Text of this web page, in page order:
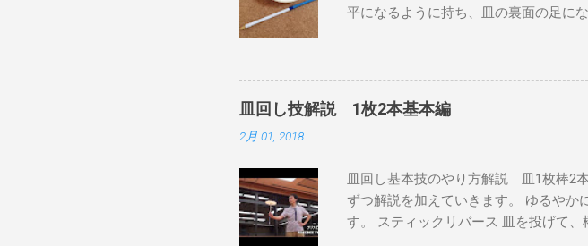
平になるように持ち、皿の裏面の足に
にして、皿とスティックがすべって
と、下から見ると皿が時計回りに動く
回す いよいよまわします。 時計回り
ィックを回すと回転が持続します。
るように回しましょう。 陥りやすい失
皿がぐるんぐるん振り回される』とい
ないように、グリップの円に合わせて
皿回し技解説 1枚2本基本編
2月 01, 2018
皿回し基本技のやり方解説 皿1枚棒
ずつ解説を加えていきます。 ゆるやか
す。 スティックリバース 皿を投げて